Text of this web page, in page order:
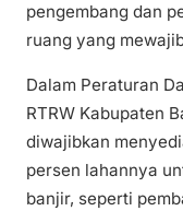
pengembang dan
ruang yang
Dalam Peraturan
RTRW Kabupaten
diwajibkan
persen lahannya
banjir, seperti